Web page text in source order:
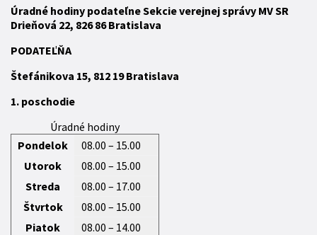
Úradné hodiny podateľne Sekcie verejnej správy MV SR
Drieňová 22, 826 86 Bratislava
PODATEĽŇA
Štefánikova 15, 812 19Bratislava
1. poschodie
Úradné hodiny
Pondelok
08.00 – 15.00
Utorok
08.00 – 15.00
Streda
08.00 – 17.00
Štvrtok
08.00 – 15.00
Piatok
08.00 – 14.00